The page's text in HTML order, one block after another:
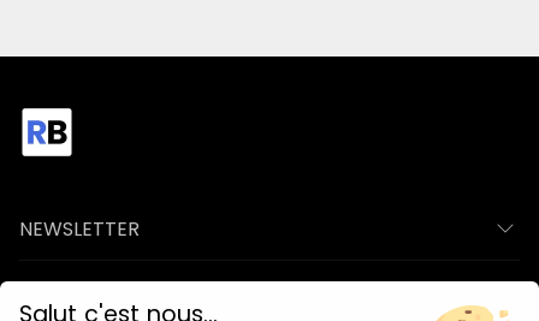
Salut c'est nous...
NEWSLETTER